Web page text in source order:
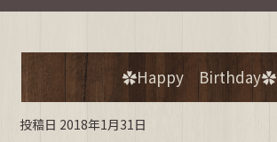
✿Happy Birthday✿
投稿日 2018年1月31日